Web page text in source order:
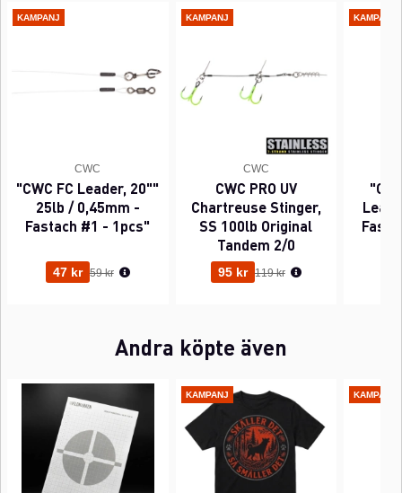
KAMPANJ
CWC
"CWC FC Leader, 20""
25lb / 0,45mm -
Fastach #1 - 1pcs"
47 kr Ordinarie pris:
59 kr
KAMPANJ
CWC
CWC PRO UV
Chartreuse Stinger,
SS 100lb Original
Tandem 2/0
95 kr Ordinarie pris:
119 kr
KAMPANJ
Andra köpte även
KAMPANJ KAMPANJ